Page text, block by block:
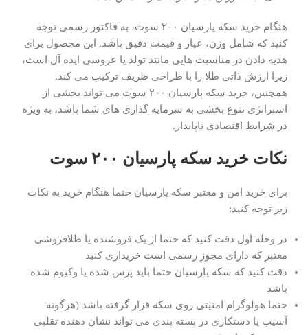
هنگام خرید سکه پارسیان ۲۰۰ سوت، به فاکتور رسمی توجه
کنید که شامل وزن، عیار و قیمت دقیق باشد. این محصول برای
هدیه دادن در مناسبت هایی مانند تولد یا عروسی ایده آل است،
زیرا ارزش ذاتی طلا را با طراحی ظریف ترکیب می کند.
همچنین، خرید سکه پارسیان ۲۰۰ سوت می تواند بخشی از
استراتژی تنوع بخشی به سرمایه گذاری های شما باشد، به ویژه
در شرایط اقتصادی ناپایدار.
نکات خرید سکه پارسیان ۲۰۰ سوت
برای خرید امن و معتبر سکه پارسیان حتما هنگام خرید به نکات
زیر توجه کنید:
در وحله اول دقت کنید که حتما از یک فروشنده یا طلافروشی
معتبر که دارای مجوز رسمی است خریداری کنید
دقت کنید که سکه پارسیان حتما باید پرس شده یا وکیوم شده
باشد
حتما هولوگرام امنیتی روی سکه قرار گرفته باشد (هرگونه
آسیب یا دستکاری در بسته بندی می تواند نشان دهنده تقلبی